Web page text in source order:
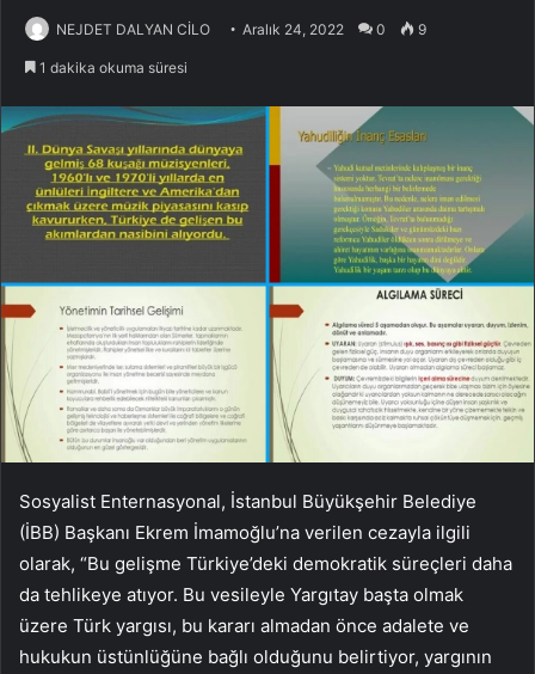
NEJDET DALYAN CİLO Aralık 24, 2022 0 9
1 dakika okuma süresi
Sosyalist Enternasyonal, İstanbul Büyükşehir Belediye
(İBB) Başkanı Ekrem İmamoğlu’na verilen cezayla ilgili
olarak, “Bu gelişme Türkiye’deki demokratik süreçleri daha
da tehlikeye atıyor. Bu vesileyle Yargıtay başta olmak
üzere Türk yargısı, bu kararı almadan önce adalete ve
hukukun üstünlüğüne bağlı olduğunu belirtiyor, yargının